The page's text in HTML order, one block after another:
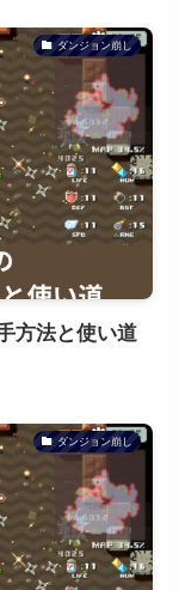
ダンジョン崩し
方法と使い道
ダンジョン崩し